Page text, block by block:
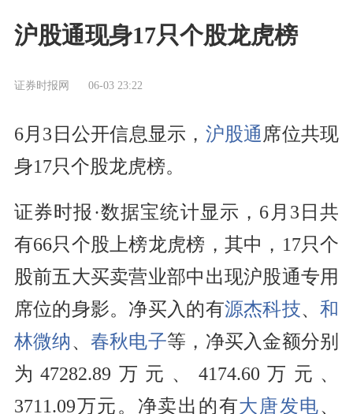
沪股通现身17只个股龙虎榜
证券时报网 06-03 23:22
6月3日公开信息显示， 沪股通 席位共现
身17只个股龙虎榜。
证券时报·数据宝统计显示，6月3日共
有66只个股上榜龙虎榜，其中，17只个
股前五大买卖营业部中出现沪股通专用
席位的身影。净买入的有源杰科技、和
林微纳、 春秋电子等，净买入金额分别
为47282.89万元、4174.60万元、
3711.09万元。净卖出的有大唐发电、